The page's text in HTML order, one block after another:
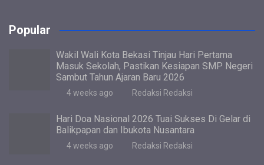
Popular
Wakil Wali Kota Bekasi Tinjau Hari Pertama
Masuk Sekolah, Pastikan Kesiapan SMP Negeri
Sambut Tahun Ajaran Baru 2026
4 weeks ago Redaksi Redaksi
Hari Doa Nasional 2026 Tuai Sukses Di Gelar di
Balikpapan dan Ibukota Nusantara
4 weeks ago Redaksi Redaksi